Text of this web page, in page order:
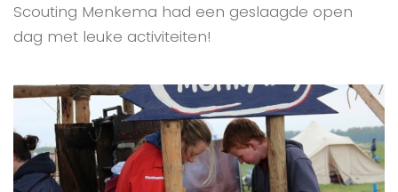
Scouting Menkema had een geslaagde open
dag met leuke activiteiten!